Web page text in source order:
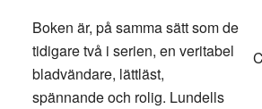
Boken är, på samma sätt som de
tidigare två i serien, en veritabel
bladvändare, lättläst,
spännande och rolig. Lundells